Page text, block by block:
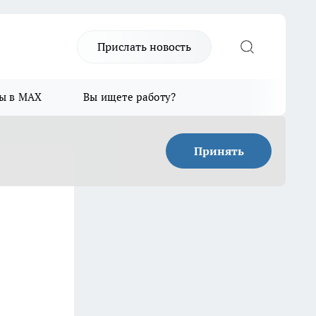
Прислать новость
в MAX Вы ищете работу?
Принять